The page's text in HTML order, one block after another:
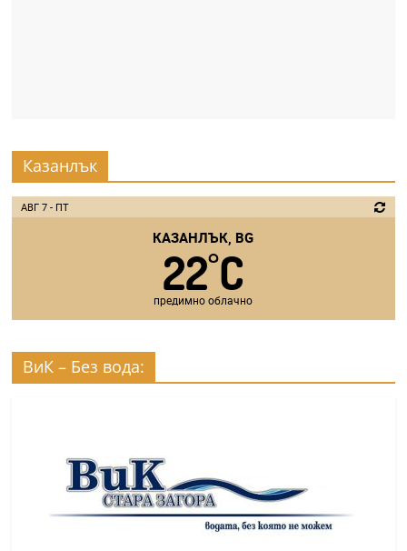
Казанлък
АВГ 7 - ПТ
КАЗАНЛЪК, BG
22°C
предимно облачно
ВиК – Без вода: